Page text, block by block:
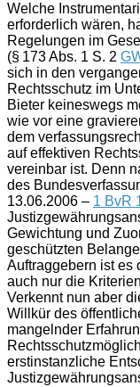
Welche
erforderlich wären,
Regelungen im
(§ 173 Abs. 1 S. 2
sich in den
Rechtsschutz im
Bieter keineswegs
wie vor eine
dem
auf effektiven
vereinbar ist. Denn
des
13.06.2006 – 1 BvR
Gewichtung und
geschützten
Auftraggebern ist es
auch nur die
Verkennt nun aber
Willkür des
mangelnder
erstinstanzliche